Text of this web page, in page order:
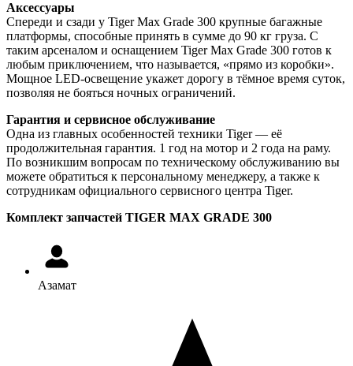
Аксессуары
Спереди и сзади у Tiger Max Grade 300 крупные багажные
платформы, способные принять в сумме до 90 кг груза. С
таким арсеналом и оснащением Tiger Max Grade 300 готов к
любым приключением, что называется, «прямо из коробки».
Мощное LED-освещение укажет дорогу в тёмное время суток,
позволяя не бояться ночных ограничений.
Гарантия и сервисное обслуживание
Одна из главных особенностей техники Tiger — её
продолжительная гарантия. 1 год на мотор и 2 года на раму.
По возникшим вопросам по техническому обслуживанию вы
можете обратиться к персональному менеджеру, а также к
сотрудникам официального сервисного центра Tiger.
Комплект запчастей TIGER MAX GRADE 300
Азамат